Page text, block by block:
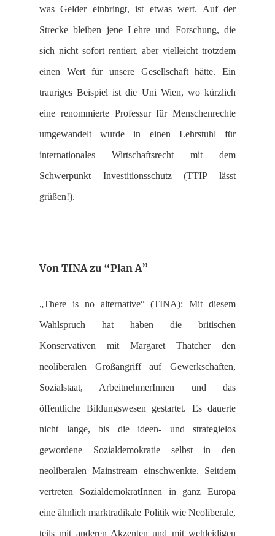
was Gelder einbringt, ist etwas wert. Auf der
Strecke bleiben jene Lehre und Forschung, die
sich nicht sofort rentiert, aber vielleicht trotzdem
einen Wert für unsere Gesellschaft hätte. Ein
trauriges Beispiel ist die Uni Wien, wo kürzlich
eine renommierte Professur für Menschenrechte
umgewandelt wurde in einen Lehrstuhl für
internationales Wirtschaftsrecht mit dem
Schwerpunkt Investitionsschutz (TTIP lässt
grüßen!).
Von TINA zu “Plan A”
„There is no alternative“ (TINA): Mit diesem
Wahlspruch hat haben die britischen
Konservativen mit Margaret Thatcher den
neoliberalen Großangriff auf Gewerkschaften,
Sozialstaat, ArbeitnehmerInnen und das
öffentliche Bildungswesen gestartet. Es dauerte
nicht lange, bis die ideen- und strategielos
gewordene Sozialdemokratie selbst in den
neoliberalen Mainstream einschwenkte. Seitdem
vertreten SozialdemokratInnen in ganz Europa
eine ähnlich marktradikale Politik wie Neoliberale,
teils mit anderen Akzenten und mit wehleidigen